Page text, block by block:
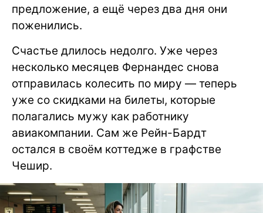
предложение, а ещё через два дня они
поженились.
Счастье длилось недолго. Уже через
несколько месяцев Фернандес снова
отправилась колесить по миру — теперь
уже со скидками на билеты, которые
полагались мужу как работнику
авиакомпании. Сам же Рейн-Бардт
остался в своём коттедже в графстве
Чешир.